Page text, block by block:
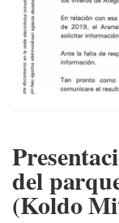
del
(Koldo